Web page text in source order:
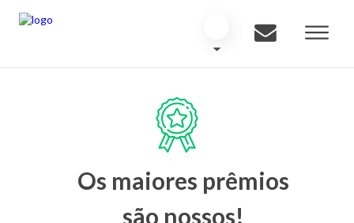
Os maiores prêmios
são nossos!